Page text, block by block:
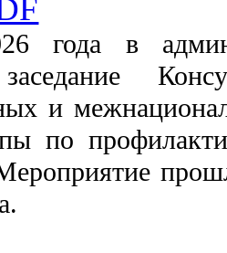
года в
и
по